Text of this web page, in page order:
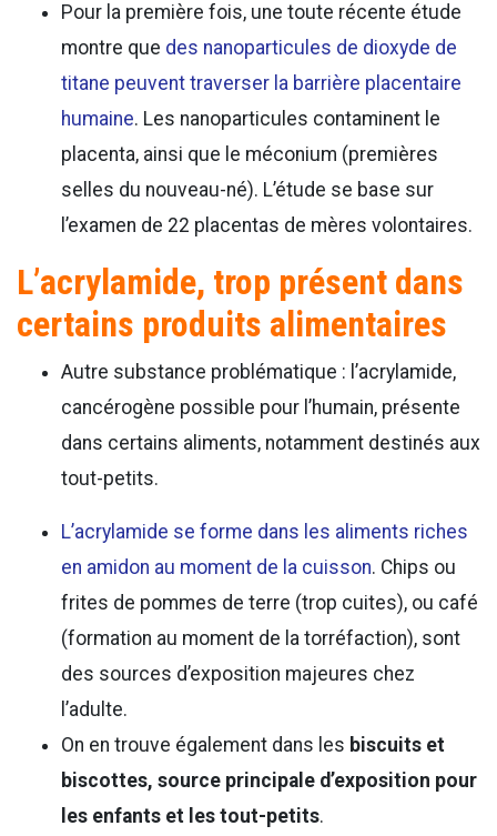
Pour la première fois, une toute récente étude
montre que des nanoparticules de dioxyde de
titane peuvent traverser la barrière placentaire
humaine. Les nanoparticules contaminent le
placenta, ainsi que le méconium (premières
selles du nouveau-né). L’étude se base sur
l’examen de 22 placentas de mères volontaires.
L’acrylamide, trop présent dans
certains produits alimentaires
Autre substance problématique : l’acrylamide,
cancérogène possible pour l’humain, présente
dans certains aliments, notamment destinés aux
tout-petits.
L’acrylamide se forme dans les aliments riches
en amidon au moment de la cuisson. Chips ou
frites de pommes de terre (trop cuites), ou café
(formation au moment de la torréfaction), sont
des sources d’exposition majeures chez
l’adulte.
On en trouve également dans les biscuits et
biscottes, source principale d’exposition pour
les enfants et les tout-petits.